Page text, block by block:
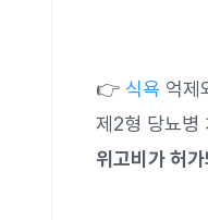
👉 식욕 억
제2형 당뇨병
위고비가 허